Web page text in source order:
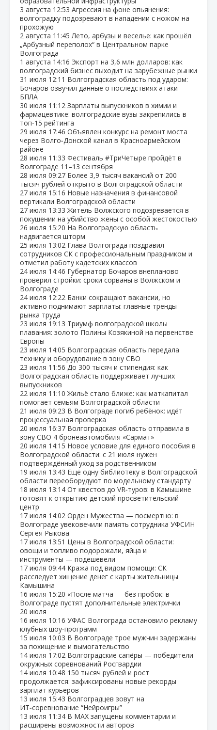
3 августа 12:53 Агрессия на фоне опьянения:
волгоградку подозревают в нападении с ножом на
прохожую
2 августа 11:45 Лето, арбузы и веселье: как прошёл
„Арбузный переполох“ в Центральном парке
Волгограда
1 августа 14:16 Экспорт на 3,6 млн долларов: как
волгоградский бизнес выходит на зарубежные рынки
31 июля 12:11 Волгоградская область под ударом:
Бочаров озвучил данные о последствиях атаки
БПЛА
30 июля 11:12 Зарплаты выпускников в химии и
фармацевтике: волгоградские вузы закрепились в
топ‑15 рейтинга
29 июля 17:46 Объявлен конкурс на ремонт моста
через Волго‑Донской канал в Красноармейском
районе
28 июля 11:33 Фестиваль #ТриЧетыре пройдёт в
Волгограде 11–13 сентября
28 июля 09:27 Более 3,9 тысяч вакансий от 200
тысяч рублей открыто в Волгоградской области
27 июля 15:16 Новые назначения в финансовой
вертикали Волгоградской области
27 июля 13:33 Житель Волжского подозревается в
покушении на убийство жены с особой жестокостью
26 июля 15:20 На Волгоградскую область
надвигается шторм
25 июля 13:02 Глава Волгограда поздравил
сотрудников СК с профессиональным праздником и
отметил работу кадетских классов
24 июля 14:46 Губернатор Бочаров внепланово
проверил стройки: сроки сорваны в Волжском и
Волгограде
24 июля 12:22 Банки сокращают вакансии, но
активно поднимают зарплаты: главные тренды
рынка труда
23 июля 19:13 Триумф волгоградской школы
плавания: золото Полины Козякиной на первенстве
Европы
23 июля 14:05 Волгоградская область передала
технику и оборудование в зону СВО
23 июля 11:56 До 300 тысяч и стипендия: как
Волгоградская область поддерживает лучших
выпускников
22 июля 11:10 Жильё стало ближе: как маткапитал
помогает семьям Волгоградской области
21 июля 09:23 В Волгограде погиб ребёнок: идёт
процессуальная проверка
20 июля 16:37 Волгоградская область отправила в
зону СВО 4 бронеавтомобиля «Сармат»
20 июля 14:15 Новое условие для единого пособия в
Волгоградской области: с 21 июля нужен
подтверждённый уход за родственником
19 июля 13:43 Ещё одну библиотеку в Волгоградской
области переоборудуют по модельному стандарту
18 июля 13:14 От квестов до VR‑туров: в Камышине
готовят к открытию детский просветительский
центр
17 июля 14:02 Орден Мужества — посмертно: в
Волгограде увековечили память сотрудника УФСИН
Сергея Рыкова
17 июля 13:51 Цены в Волгоградской области:
овощи и топливо подорожали, яйца и
инструменты — подешевели
17 июля 09:44 Кража под видом помощи: СК
расследует хищение денег с карты жительницы
Камышина
16 июля 15:20 «После матча — без пробок: в
Волгограде пустят дополнительные электрички
20 июля
16 июля 10:16 УФАС Волгограда остановило рекламу
клубных шоу‑программ
15 июля 10:03 В Волгограде трое мужчин задержаны
за похищение и вымогательство
14 июля 17:02 Волгоградские сапёры — победители
окружных соревнований Росгвардии
14 июля 10:48 150 тысяч рублей и рост
продолжается: зафиксированы новые рекорды
зарплат курьеров
13 июля 15:43 Волгоградцев зовут на
ИТ‑соревнование “Нейроигры”
13 июля 11:34 В МАХ запущены комментарии и
расширены возможности авторов